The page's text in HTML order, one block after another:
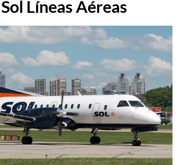
Líneas Aéreas